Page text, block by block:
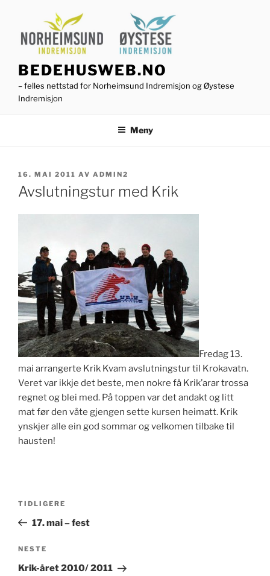
innhold
BEDEHUSWEB.NO
– felles nettstad for Norheimsund Indremisjon og Øystese
Indremisjon
Meny
PUBLISERT
16. MAI 2011 AV ADMIN2
Avslutningstur med Krik
Fredag 13.
mai arrangerte Krik Kvam avslutningstur til Krokavatn.
Veret var ikkje det beste, men nokre få Krik’arar trossa
regnet og blei med. På toppen var det andakt og litt
mat før den våte gjengen sette kursen heimatt. Krik
ynskjer alle ein god sommar og velkomen tilbake til
hausten!
Forrige
innlegg
TIDLIGERE
17. mai – fest
Neste
innlegg
NESTE
Krik-året 2010/ 2011